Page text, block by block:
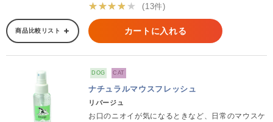
★★★★★
(13件)
商品比較リスト カートに入れる
DOG CAT
ナチュラルマウスフレッシュ
リバージュ
お口のニオイが気になるときなど、日常のマウスケ